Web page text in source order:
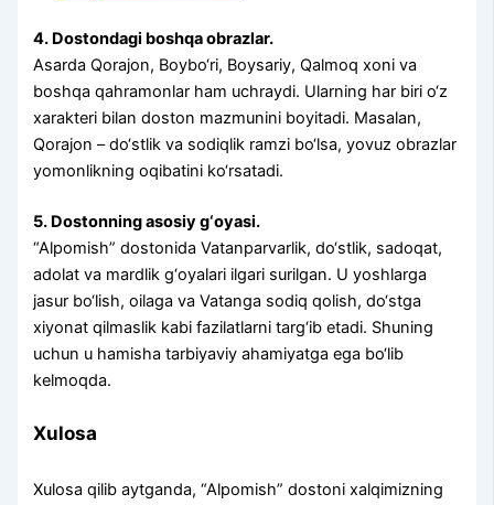
4. Dostondagi boshqa obrazlar.
Asarda Qorajon, Boybo‘ri, Boysariy, Qalmoq xoni va
boshqa qahramonlar ham uchraydi. Ularning har biri o‘z
xarakteri bilan doston mazmunini boyitadi. Masalan,
Qorajon – do‘stlik va sodiqlik ramzi bo‘lsa, yovuz obrazlar
yomonlikning oqibatini ko‘rsatadi.
5. Dostonning asosiy g‘oyasi.
“Alpomish” dostonida Vatanparvarlik, do‘stlik, sadoqat,
adolat va mardlik g‘oyalari ilgari surilgan. U yoshlarga
jasur bo‘lish, oilaga va Vatanga sodiq qolish, do‘stga
xiyonat qilmaslik kabi fazilatlarni targ‘ib etadi. Shuning
uchun u hamisha tarbiyaviy ahamiyatga ega bo‘lib
kelmoqda.
Xulosa
Xulosa qilib aytganda, “Alpomish” dostoni xalqimizning